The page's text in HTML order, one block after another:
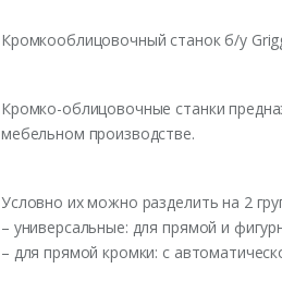
Кромкооблицовочный станок б/у
Кромко-облицовочные станки
мебельном производстве.
Условно их можно разделить на 2
– универсальные: для прямой и
– для прямой кромки: с